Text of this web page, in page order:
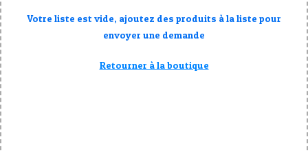
Votre liste est vide, ajoutez des produits à la liste pour
envoyer une demande
Retourner à la boutique